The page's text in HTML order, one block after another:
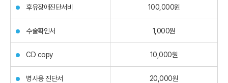
후유장애진단서비 100,000원
수술확인서 1,000원
CD copy 10,000원
병사용 진단서 20,000원